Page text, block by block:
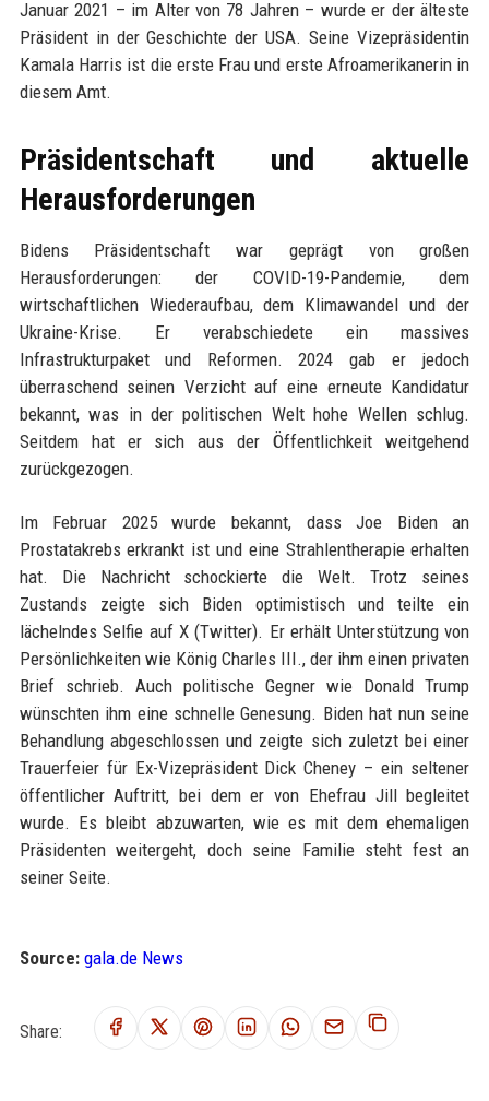
Januar 2021 – im Alter von 78 Jahren – wurde er der älteste
Präsident in der Geschichte der USA. Seine Vizepräsidentin
Kamala Harris ist die erste Frau und erste Afroamerikanerin in
diesem Amt.
Präsidentschaft und aktuelle
Herausforderungen
Bidens Präsidentschaft war geprägt von großen
Herausforderungen: der COVID-19-Pandemie, dem
wirtschaftlichen Wiederaufbau, dem Klimawandel und der
Ukraine-Krise. Er verabschiedete ein massives
Infrastrukturpaket und Reformen. 2024 gab er jedoch
überraschend seinen Verzicht auf eine erneute Kandidatur
bekannt, was in der politischen Welt hohe Wellen schlug.
Seitdem hat er sich aus der Öffentlichkeit weitgehend
zurückgezogen.
Im Februar 2025 wurde bekannt, dass Joe Biden an
Prostatakrebs erkrankt ist und eine Strahlentherapie erhalten
hat. Die Nachricht schockierte die Welt. Trotz seines
Zustands zeigte sich Biden optimistisch und teilte ein
lächelndes Selfie auf X (Twitter). Er erhält Unterstützung von
Persönlichkeiten wie König Charles III., der ihm einen privaten
Brief schrieb. Auch politische Gegner wie Donald Trump
wünschten ihm eine schnelle Genesung. Biden hat nun seine
Behandlung abgeschlossen und zeigte sich zuletzt bei einer
Trauerfeier für Ex-Vizepräsident Dick Cheney – ein seltener
öffentlicher Auftritt, bei dem er von Ehefrau Jill begleitet
wurde. Es bleibt abzuwarten, wie es mit dem ehemaligen
Präsidenten weitergeht, doch seine Familie steht fest an
seiner Seite.
Source: gala.de News
Share: